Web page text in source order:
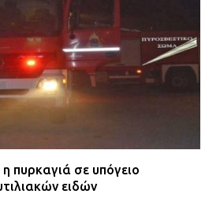
πυρκαγιά σε υπόγειο
ειδών